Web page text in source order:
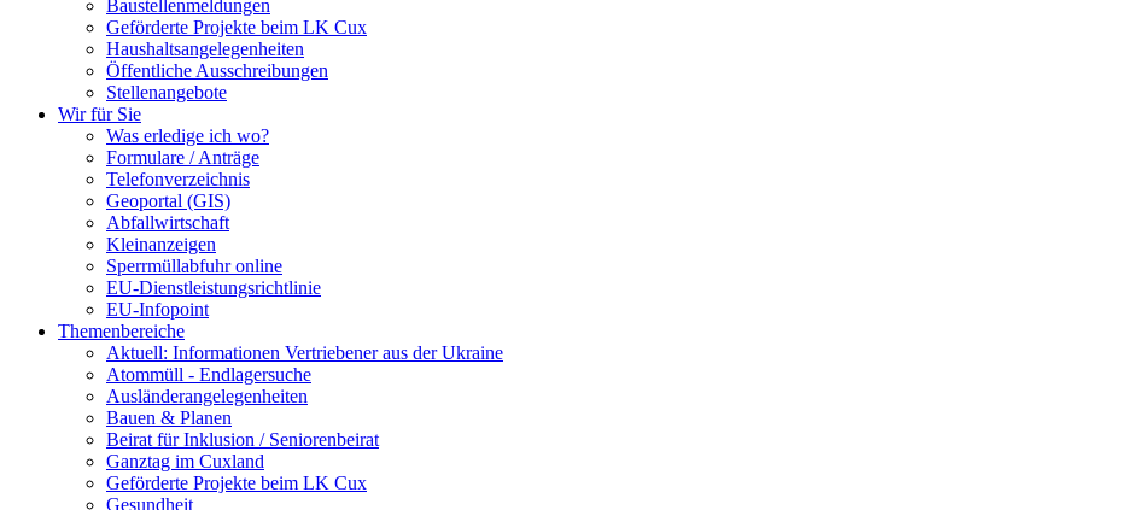
Baustellenmeldungen
Geförderte Projekte beim LK Cux
Haushaltsangelegenheiten
Öffentliche Ausschreibungen
Stellenangebote
Wir für Sie
Was erledige ich wo?
Formulare / Anträge
Telefonverzeichnis
Geoportal (GIS)
Abfallwirtschaft
Kleinanzeigen
Sperrmüllabfuhr online
EU-Dienstleistungsrichtlinie
EU-Infopoint
Themenbereiche
Aktuell: Informationen Vertriebener aus der Ukraine
Atommüll - Endlagersuche
Ausländerangelegenheiten
Bauen & Planen
Beirat für Inklusion / Seniorenbeirat
Ganztag im Cuxland
Geförderte Projekte beim LK Cux
Gesundheit